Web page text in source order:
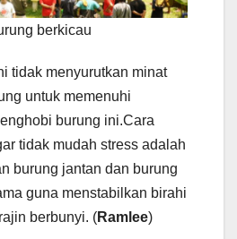
berkicau
tidak menyurutkan minat
untuk memenuhi
burung ini.Cara
tidak mudah stress adalah
burung jantan dan burung
guna menstabilkan birahi
berbunyi. (Ramlee)